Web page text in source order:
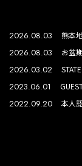
2026.08.03 熊本
2026.08.03 お盆
2026.03.02
2023.06.01
2022.09.20 本人